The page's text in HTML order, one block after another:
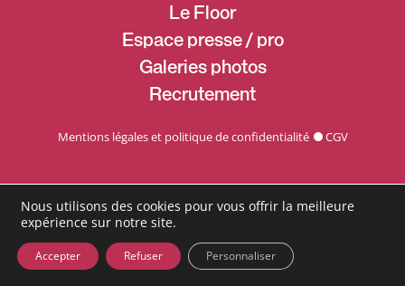
Le Floor
Espace presse / pro
Galeries photos
Recrutement
Mentions légales et politique de confidentialité CGV
Nous utilisons des cookies pour vous offrir la meilleure
expérience sur notre site.
Accepter Refuser Personnaliser